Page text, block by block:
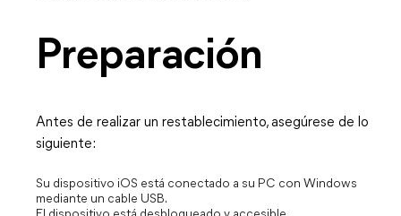
Preparación
Antes de realizar un restablecimiento, asegúrese de lo
siguiente:
Su dispositivo iOS está conectado a su PC con Windows
mediante un cable USB.